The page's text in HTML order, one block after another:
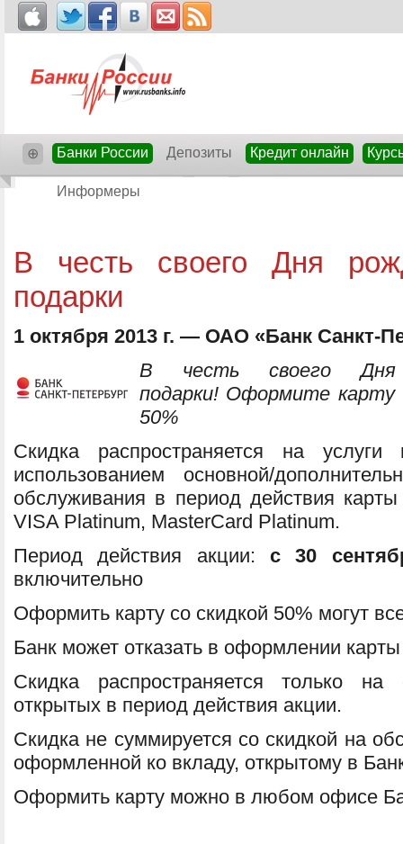
⊕ Банки России Депозиты Кредит онлайн
Информеры
В честь своего Дня
подарки
1 октября 2013 г. — ОАО «Банк Санкт-
В честь своего Дня
подарки! Оформите карту
50%
Скидка распространяется на
использованием основной/
обслуживания в период действия
VISA Platinum, MasterCard Platinum.
Период действия акции: с 30
включительно
Оформить карту со скидкой 50% могут
Банк может отказать в оформлении
Скидка распространяется только на
открытых в период действия акции.
Скидка не суммируется со скидкой на
оформленной ко вкладу, открытому в
Оформить карту можно в любом офисе